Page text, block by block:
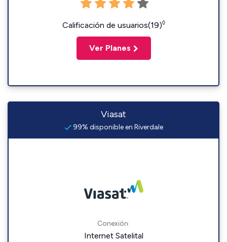
Calificación de usuarios(19)◊
Ver Planes
Viasat
99% disponible en Riverdale
Conexión:
Internet Satelital